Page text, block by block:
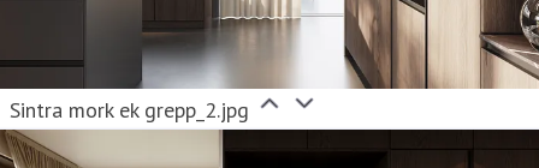
Sintra mork ek grepp_2.jpg